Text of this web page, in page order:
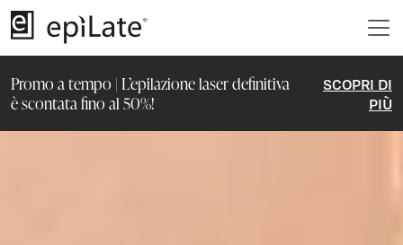
Promo a tempo | L’epilazione laser definitiva
è scontata fino al 50%!
SCOPRI DI
PIÙ